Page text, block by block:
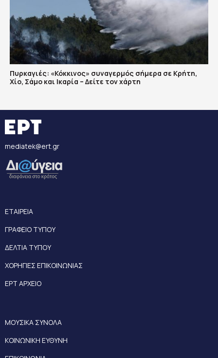
Πυρκαγιές: «Κόκκινος» συναγερμός σήμερα σε Κρήτη,
Χίο, Σάμο και Ικαρία – Δείτε τον χάρτη
mediatek@ert.gr
ΕΤΑΙΡΕΙΑ
ΓΡΑΦΕΙΟ ΤΥΠΟΥ
ΔΕΛΤΙΑ ΤΥΠΟΥ
ΧΟΡΗΓΙΕΣ ΕΠΙΚΟΙΝΩΝΙΑΣ
ΕΡΤ ΑΡΧΕΙΟ
ΜΟΥΣΙΚΑ ΣΥΝΟΛΑ
ΚΟΙΝΩΝΙΚΗ ΕΥΘΥΝΗ